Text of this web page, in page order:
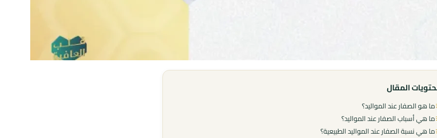
المقال
ما هو الصفار عند المواليد؟
ما هي أسباب الصفار عند المواليد؟
ما هي نسبة الصفار عند المواليد الطبيعية؟